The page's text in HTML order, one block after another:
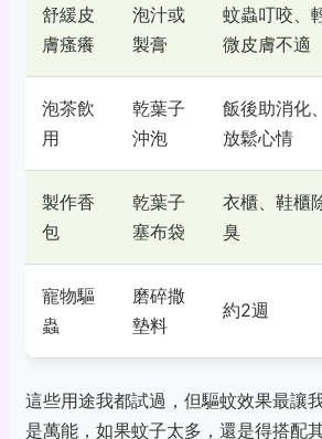
舒緩皮
膚瘙癢
泡汁或
製膏
蚊蟲叮咬、
微皮膚不適
泡茶飲
用
乾葉子
沖泡
飯後助消化、
放鬆心情
製作香
包
乾葉子
塞布袋
衣櫃、鞋櫃
臭
寵物驅
蟲
磨碎撒
墊料
約2週
這些用途我都試過，但驅蚊效果最讓
是萬能，如果蚊子太多，還是得搭配其